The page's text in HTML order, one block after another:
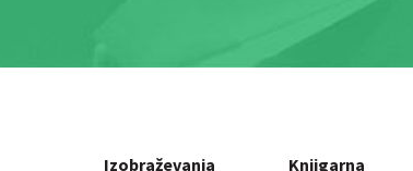
Izobraževanja Knjigarna